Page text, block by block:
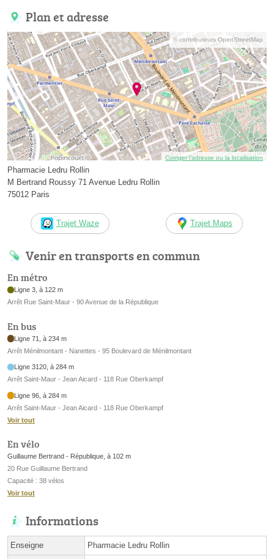
Plan et adresse
© contributeurs OpenStreetMap
Corriger l’adresse ou la localisation
Pharmacie Ledru Rollin
M Bertrand Roussy 71 Avenue Ledru Rollin
75012 Paris
Trajet Waze Trajet Maps
Venir en transports en commun
En métro
Ligne 3, à 122 m
Arrêt Rue Saint-Maur - 90 Avenue de la République
En bus
Ligne 71, à 234 m
Arrêt Ménilmontant - Nanettes - 95 Boulevard de Ménilmontant
Ligne 3120, à 284 m
Arrêt Saint-Maur - Jean Aicard - 118 Rue Oberkampf
Ligne 96, à 284 m
Arrêt Saint-Maur - Jean Aicard - 118 Rue Oberkampf
Voir tout
En vélo
Guillaume Bertrand - République, à 102 m
20 Rue Guillaume Bertrand
Capacité : 38 vélos
Voir tout
Informations
Enseigne Pharmacie Ledru Rollin